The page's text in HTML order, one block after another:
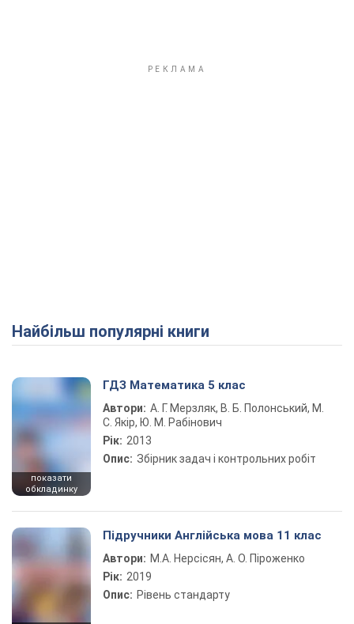
Найбільш популярні книги
показати
обкладинку
ГДЗ Математика 5 клас
Автори: А. Г. Мерзляк, В. Б. Полонський, М.
С. Якір, Ю. М. Рабінович
Рік: 2013
Опис: Збірник задач і контрольних робіт
Підручники Англійська мова 11 клас
Автори: М.А. Нерсісян, А. О. Піроженко
Рік: 2019
Опис: Рівень стандарту